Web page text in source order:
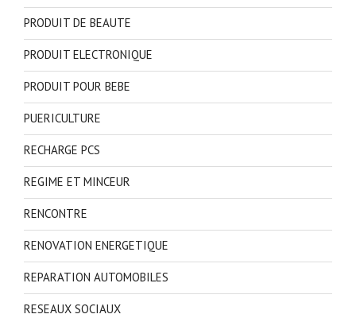
PRODUIT DE BEAUTE
PRODUIT ELECTRONIQUE
PRODUIT POUR BEBE
PUERICULTURE
RECHARGE PCS
REGIME ET MINCEUR
RENCONTRE
RENOVATION ENERGETIQUE
REPARATION AUTOMOBILES
RESEAUX SOCIAUX